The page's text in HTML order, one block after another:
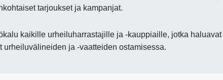
tarjoukset ja kampanjat.
kaikille urheiluharrastajille ja -kauppiaille, jotka haluavat
ja -vaatteiden ostamisessa.